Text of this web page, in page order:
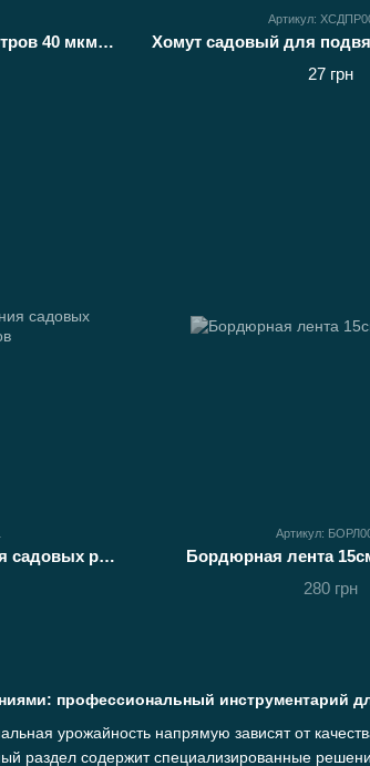
профессиональный инструментарий
урожайность напрямую зависят от
раздел содержит специализированные
Пакет для рассады 50х500 метров 40 мкм (черный) рукав для виращивания рассады
Артикул:
27 грн
Лента 3 см для подвязывания садовых растений 25 метров
Артикул:
Бордюрная лента
280 грн